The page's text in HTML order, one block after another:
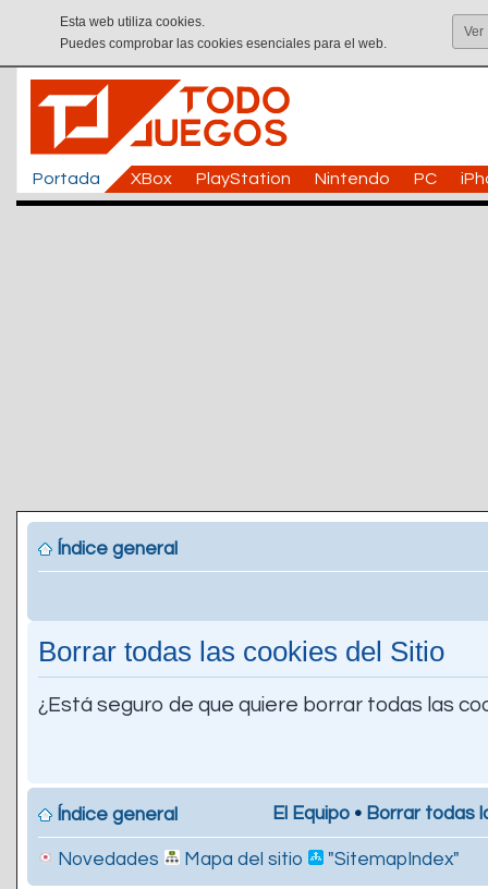
Esta web utiliza cookies.
Puedes comprobar las cookies esenciales para el web.
Ver
Portada XBox PlayStation Nintendo PC
Índice general
Borrar todas las cookies del Sitio
¿Está seguro de que quiere borrar todas las
Índice general El Equipo • Borrar todas
Novedades Mapa del sitio "SitemapIndex"